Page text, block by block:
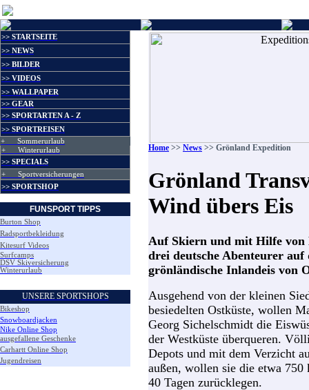
>> STARTSEITE
>> NEWS
>> BILDER
>> VIDEOS
>> WALLPAPER
>> GEAR
>> SPORTARTEN A - Z
>> SPORTREISEN
+ Sommerurlaub
+ Winterurlaub
>> SPECIALS
+ Sportversicherungen
>> SPORTSHOP
FUNSPORT TIPPS
Burton Shop
Radsportbekleidung
Kitesurf Videos
Surfcamps
DSV Skiversicherung
Winterurlaub
UNSERE SPORTSHOPS
Bikeshop
Snowboardjacken
Nike Online Shop
ausgefallene Geschenke
Carhartt Online Shop
Jugendreisen
Home >> News >> Grönland Expedition
Grönland
Wind übers Eis
Auf Skiern und mit Hilfe von
drei deutsche Abenteurer auf
grönländische Inlandeis von
Ausgehend von der kleinen
besiedelten Ostküste, wollen
Georg Sichelschmidt die
der Westküste überqueren.
Depots und mit dem Verzicht
außen, wollen sie die etwa
40 Tagen zurücklegen.